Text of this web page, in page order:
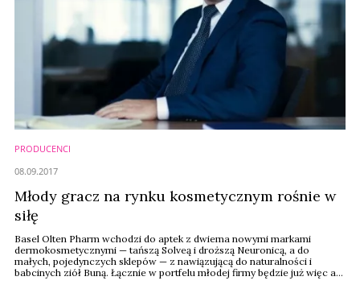
PRODUCENCI
Młody gracz na rynku kosmetycznym rośnie w
siłę
Basel Olten Pharm wchodzi do aptek z dwiema nowymi markami
dermokosmetycznymi — tańszą Solveą i droższą Neuronicą, a do
małych, pojedynczych sklepów — z nawiązującą do naturalności i
babcinych ziół Buną. Łącznie w portfelu młodej firmy będzie już więc aż
08.09.2017